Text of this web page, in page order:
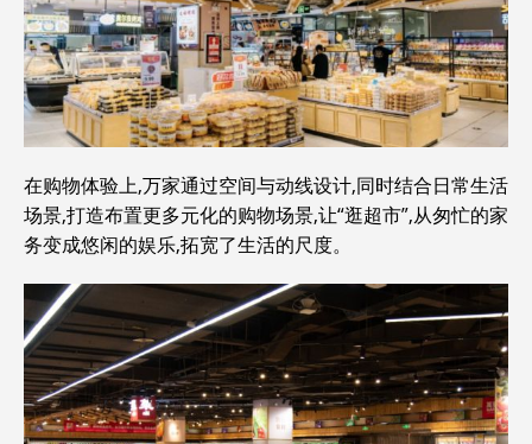
在购物体验上,万家通过空间与动线设计,同时结合日常生活
场景,打造布置更多元化的购物场景,让“逛超市”,从匆忙的家
务变成悠闲的娱乐,拓宽了生活的尺度。